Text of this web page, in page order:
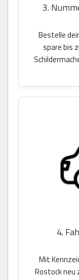
3.
Bestelle
spare bis
4.
Mit
Rostock neu